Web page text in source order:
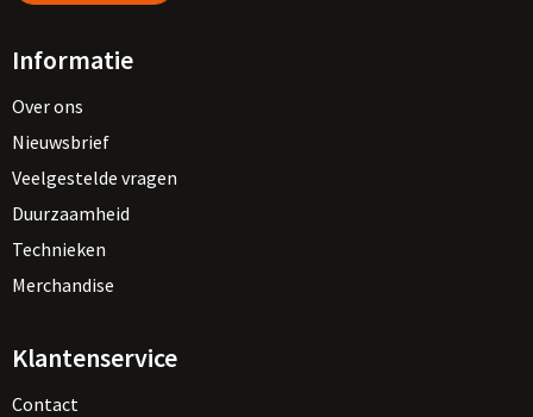
Informatie
Over ons
Nieuwsbrief
Veelgestelde vragen
Duurzaamheid
Technieken
Merchandise
Klantenservice
Contact